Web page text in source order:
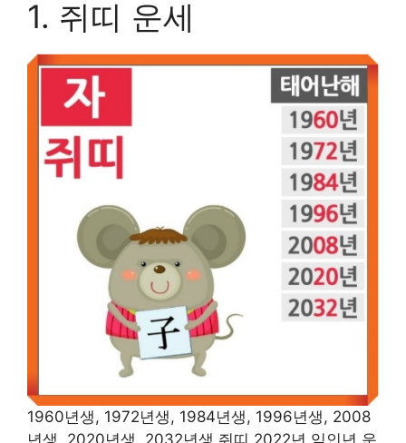
1. 쥐띠 운세
1960년생, 1972년생, 1984년생, 1996년생, 2008
년생, 2020년생, 2032년생 쥐띠 2022년 임인년 운